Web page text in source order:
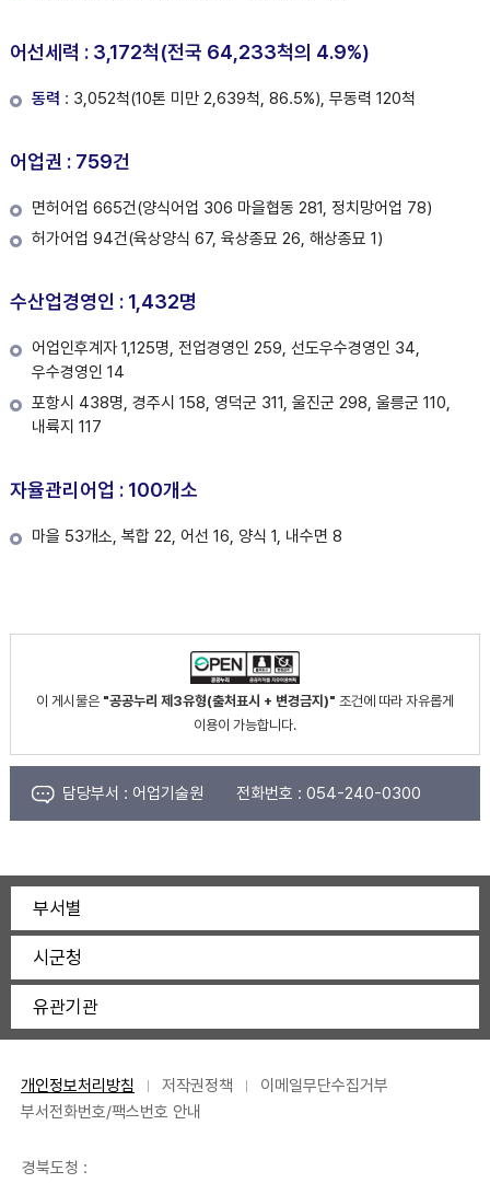
어선세력 : 3,172척(전국 64,233척의 4.9%)
동력 : 3,052척(10톤 미만 2,639척, 86.5%), 무동력 120척
어업권 : 759건
면허어업 665건(양식어업 306 마을협동 281, 정치망어업 78)
허가어업 94건(육상양식 67, 육상종묘 26, 해상종묘 1)
수산업경영인 : 1,432명
어업인후계자 1,125명, 전업경영인 259, 선도우수경영인 34,
우수경영인 14
포항시 438명, 경주시 158, 영덕군 311, 울진군 298, 울릉군 110,
내륙지 117
자율관리어업 : 100개소
마을 53개소, 복합 22, 어선 16, 양식 1, 내수면 8
이 게시물은 "공공누리 제3유형(출처표시 + 변경금지)" 조건에 따라 자유롭게
이용이 가능합니다.
담당부서 : 어업기술원 전화번호 : 054-240-0300
부서별
시군청
유관기관
개인정보처리방침 저작권정책
이메일무단수집거부
부서전화번호/팩스번호 안내
경북도청 :